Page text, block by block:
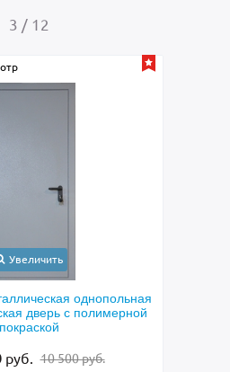
4 / 12
Быстрый просмотр
Арт-ММ249 Входная квартирная
панелями МДФ ПВХ с двух сторон и
ростовым зеркалом внутри
31 500руб.